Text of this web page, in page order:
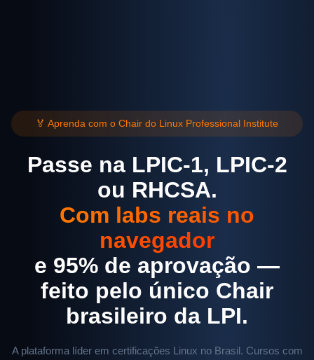
🏅 Aprenda com o Chair do Linux Professional Institute
Passe na LPIC-1, LPIC-2
ou RHCSA.
Com labs reais no
navegador
e 95% de aprovação —
feito pelo único Chair
brasileiro da LPI.
A plataforma líder em certificações Linux no Brasil. Cursos com